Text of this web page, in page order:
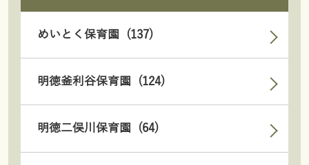
めいとく保育園 (137)
明徳釜利谷保育園 (124)
明徳二俣川保育園 (64)